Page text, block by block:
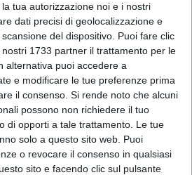
la tua autorizzazione noi e i nostri
dati precisi di geolocalizzazione e
del dispositivo. Puoi fare clic
1733 partner il trattamento per le
alternativa puoi accedere a
e modificare le tue preferenze prima
il consenso. Si rende noto che alcuni
possono non richiedere il tuo
di opporti a tale trattamento. Le tue
solo a questo sito web. Puoi
o revocare il consenso in qualsiasi
sito e facendo clic sul pulsante
del raduno nazionale di
MAGGIO 2010
Sangiovanni il 13° Concorso
MAGGIO 2010
Battaglia risuona fra musica e